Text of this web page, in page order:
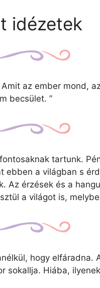
idézetek
az ember mond,
becsület. ”
tartunk.
ebben a világban s
Az érzések és a
a világot is,
hogy elfáradna.
sokallja. Hiába,